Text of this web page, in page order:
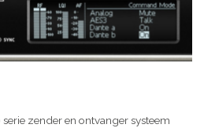
zender en ontvanger systeem